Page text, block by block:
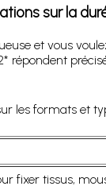
sur la
et vous
les formats et
fixer tissus,